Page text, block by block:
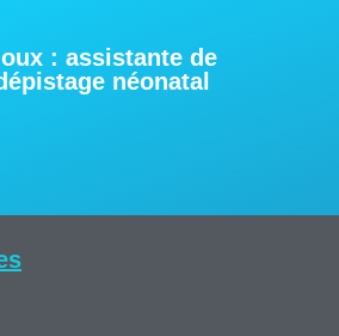
: assistante de
néonatal